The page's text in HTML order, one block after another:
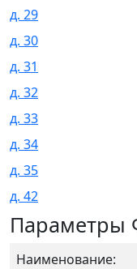
д. 29
д. 30
д. 31
д. 32
д. 33
д. 34
д. 35
д. 42
Параметры
Наименование: